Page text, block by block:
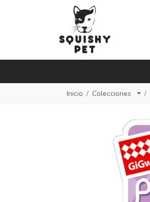
Inicio Colecciones